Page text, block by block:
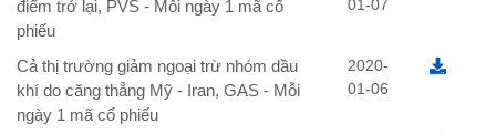
điểm trở lại, PVS - Mỗi ngày 1 mã cổ
phiếu
01-07
Cả thị trường giảm ngoại trừ nhóm dầu
khí do căng thẳng Mỹ - Iran, GAS - Mỗi
ngày 1 mã cổ phiếu
2020-
01-06